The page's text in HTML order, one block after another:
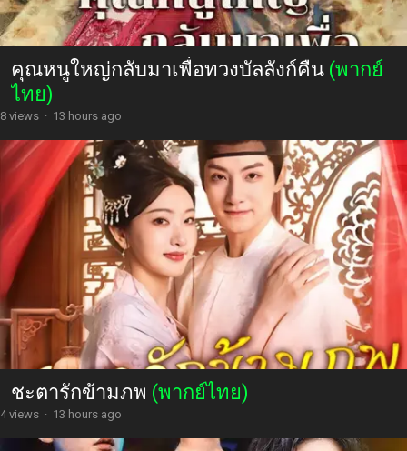
คุณหนูใหญ่กลับมาเพื่อทวงบัลลังก์คืน (พากย์
ไทย)
8 views · 13 hours ago
ชะตารักข้ามภพ (พากย์ไทย)
4 views · 13 hours ago